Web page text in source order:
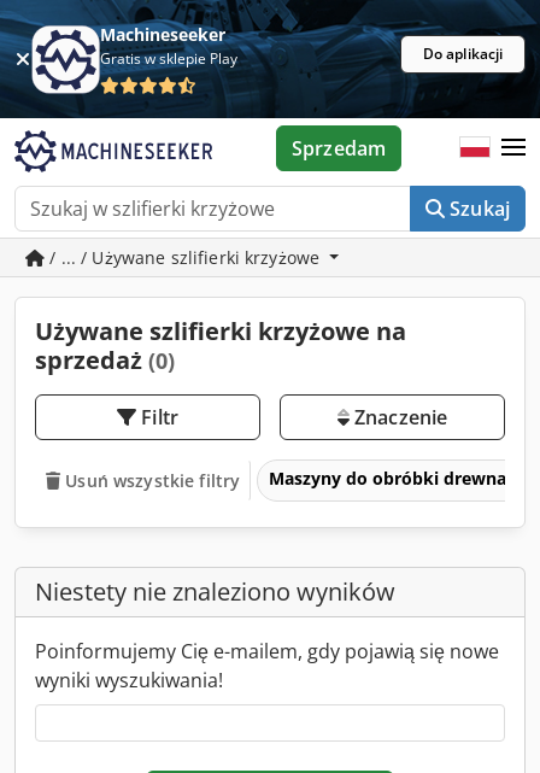
Machineseeker
Gratis w sklepie Play Do aplikacji
Szukaj
Sprzedam
/ ... / Używane szlifierki krzyżowe
Używane szlifierki krzyżowe na
sprzedaż (0)
Filtr Znaczenie
Usuń wszystkie filtry Maszyny do obróbki drewna
Niestety nie znaleziono wyników
Poinformujemy Cię e-mailem, gdy pojawią się nowe
wyniki wyszukiwania!